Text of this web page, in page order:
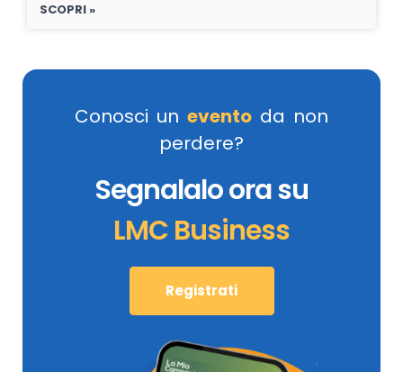
SCOPRI »
Conosci un evento da non
perdere?
Segnalalo ora su
LMC Business
Registrati